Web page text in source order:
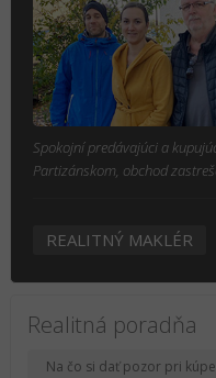
Spokojní predávajúci a
Partizánskom, obchod
REALITNÝ MAKLÉR
Realitná poradňa
Na čo si dať pozor pri